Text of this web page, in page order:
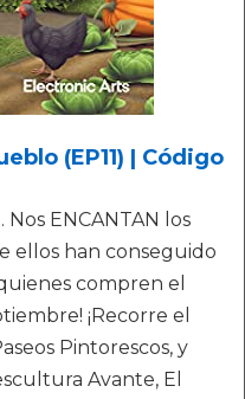
(EP11) | Código
ENCANTAN los
ellos han conseguido
compren el
¡Recorre el
Pintorescos, y
Avante, El